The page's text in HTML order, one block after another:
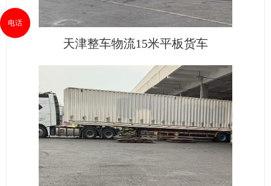
天津整车物流15米平板货车
电话